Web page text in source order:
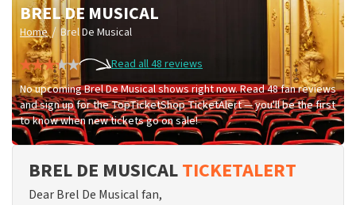
BREL DE MUSICAL
Home / Brel De Musical
Read all 48 reviews
No upcoming Brel De Musical shows right now. Read 48 fan reviews
and sign up for the TopTicketShop TicketAlert — you'll be the first
to know when new tickets go on sale!
BREL DE MUSICALTICKETALERT
Dear Brel De Musical fan,